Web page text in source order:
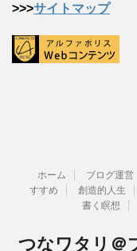
>>>サイトマップ
ホーム ブログ運営
すすめ
創造的人生
書く瞑想
つなワタリ＠